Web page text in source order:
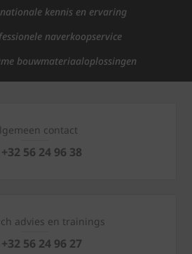
kennis en ervaring
naverkoopservice
bouwmateriaaloplossingen
contact
+32 56 24 96 38
advies en trainings
+32 56 24 96 27